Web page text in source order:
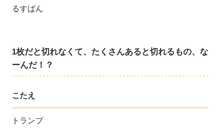
るすばん
1枚だと切れなくて、たくさんあると切れるもの、な
ーんだ！？
こたえ
トランプ